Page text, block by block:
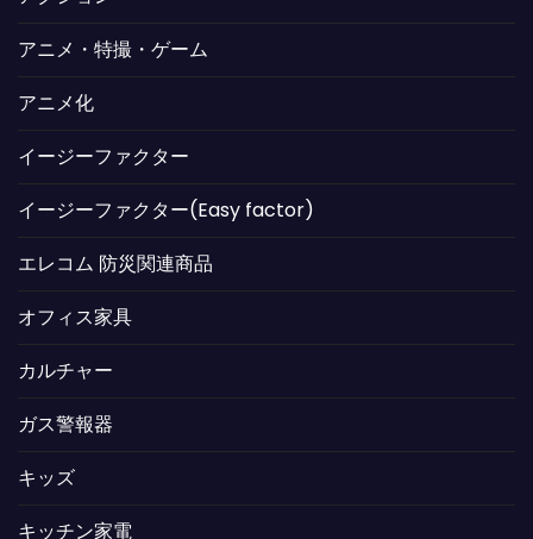
アニメ・特撮・ゲーム
アニメ化
イージーファクター
イージーファクター(Easy factor)
エレコム 防災関連商品
オフィス家具
カルチャー
ガス警報器
キッズ
キッチン家電